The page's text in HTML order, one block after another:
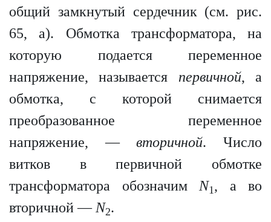
общий замкнутый сердечник (см. рис.
65, а). Обмотка трансформатора, на
которую подается переменное
напряжение, называется первичной, а
обмотка, с которой снимается
преобразованное переменное
напряжение, —вторичной. Число
витков в первичной обмотке
трансформатора обозначим N1 , а во
вторичной —N2.